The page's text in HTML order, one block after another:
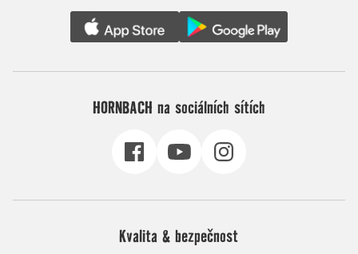
HORNBACH na sociálních sítích
Kvalita & bezpečnost